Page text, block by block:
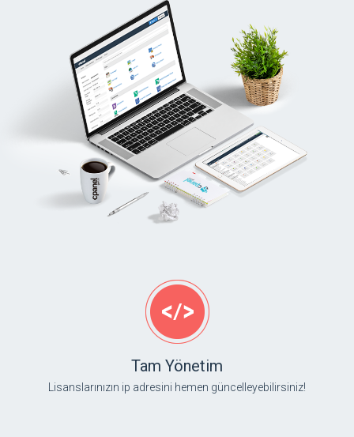
Tam Yönetim
Lisanslarınızın ip adresini hemen güncelleyebilirsiniz!